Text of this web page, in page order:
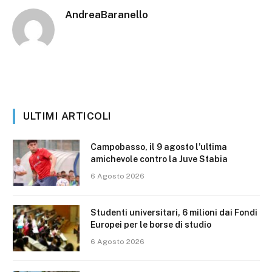
AndreaBaranello
ULTIMI ARTICOLI
Campobasso, il 9 agosto l’ultima
amichevole contro la Juve Stabia
6 Agosto 2026
Studenti universitari, 6 milioni dai Fondi
Europei per le borse di studio
6 Agosto 2026